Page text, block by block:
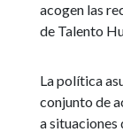
acogen las
de Talento
La política
conjunto de
a situaciones